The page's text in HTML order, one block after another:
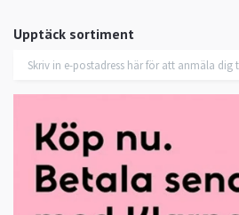
Upptäck sortiment